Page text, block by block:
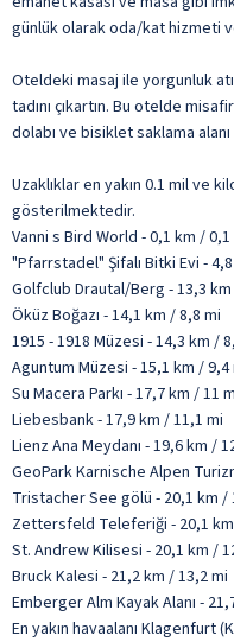
günlük olarak oda/kat hizmeti
Oteldeki masaj ile yorgunluk
tadını çıkartın. Bu otelde
dolabı ve bisiklet saklama
Uzaklıklar en yakın 0.1 mil ve
gösterilmektedir.
Vanni s Bird World - 0,1 km / 0,1
"Pfarrstadel" Şifalı Bitki Evi -
Golfclub Drautal/Berg - 13,3
Öküz Boğazı - 14,1 km / 8,8 mi
1915 - 1918 Müzesi - 14,3 km /
Aguntum Müzesi - 15,1 km / 9,4
Su Macera Parkı - 17,7 km / 11
Liebesbank - 17,9 km / 11,1 mi
Lienz Ana Meydanı - 19,6 km /
GeoPark Karnische Alpen
Tristacher See gölü - 20,1 km /
Zettersfeld Teleferiği - 20,1
St. Andrew Kilisesi - 20,1 km /
Bruck Kalesi - 21,2 km / 13,2 mi
Emberger Alm Kayak Alanı -
En yakın havaalanı Klagenfurt